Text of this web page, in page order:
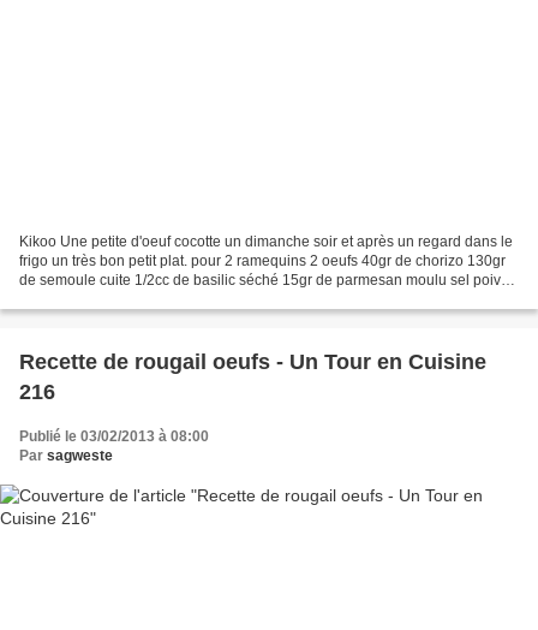
Kikoo Une petite d'oeuf cocotte un dimanche soir et après un regard dans le
frigo un très bon petit plat. pour 2 ramequins 2 oeufs 40gr de chorizo 130gr
de semoule cuite 1/2cc de basilic séché 15gr de parmesan moulu sel poivre
Recette de rougail oeufs - Un Tour en Cuisine
216
Publié le 03/02/2013 à 08:00
Par sagweste